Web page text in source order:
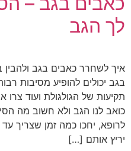
לך הגב
איך לשחרר כאבים בגב
בגב יכולים להופיע מסיבות
תקיעות של הגולגולת ועוד
כואב לנו הגב ולא חשוב מה
לרופא, יחכו כמה זמן שצריך
יריץ אותם […]